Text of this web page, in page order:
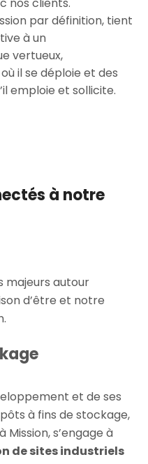
par définition, tient
à un
vertueux,
il se déploie et des
emploie et sollicite.
à notre
majeurs autour
d’être et notre
et de ses
à fins de stockage,
Mission, s’engage à
de sites industriels